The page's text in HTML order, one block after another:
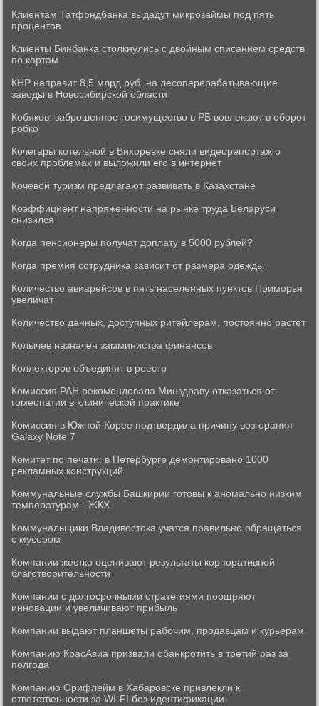
Клиентам Татфондбанка выдадут микрозаймы под пять
процентов
Клиенты Бинбанка столкнулись с двойным списанием средств
по картам
КНР направит 8,5 млрд руб. на лесоперерабатывающие
заводы в Новосибирской области
Кобяков: заброшенное госимущество в РБ вовлекают в оборот
робко
Кочегары котельной в Вихоревке сняли видеорепортаж о
своих проблемах и выложили его в интернет
Кочевой туризм предлагают развивать в Казахстане
Коэффициент напряженности на рынке труда Беларуси
снизился
Когда пенсионеры получат доплату в 5000 рублей?
Когда премия сотрудника зависит от размера одежды
Количество авиарейсов в пять населенных пунктов Приморья
увеличат
Количество данных, доступных ритейлерам, постоянно растет
Колычев назначен замминистра финансов
Коллекторов объединят в реестр
Комиссия РАН рекомендовала Минздраву отказаться от
гомеопатии в клинической практике
Комиссия в Южной Корее подтвердила причину возгорания
Galaxy Note 7
Комитет по печати: в Петербурге демонтировано 1000
рекламных конструкций
Коммунальные службы Башкирии готовы к аномально низким
температурам - ЖКХ
Коммунальщики Владивостока учатся правильно обращаться
с мусором
Компании жестко оценивают результаты корпоративной
благотворительности
Компании с долгосрочными стратегиями поощряют
инновации и увеличивают прибыль
Компании выдают планшеты рабочим, продавцам и курьерам
Компанию КрасАвиа призвали обанкротить в третий раз за
полгода
Компанию Орифлейм в Хабаровске привлекли к
ответственности за WI-FI без идентификации